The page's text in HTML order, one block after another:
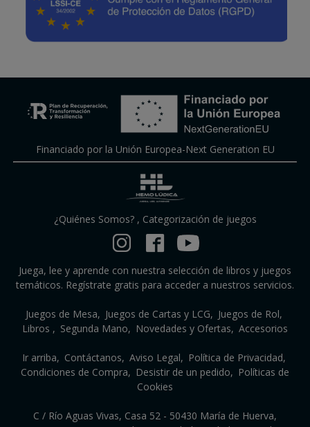
Financiado por la Unión Europea-Next Generation EU
¿Quiénes Somos?, Categorización de juegos
Juega, lee y aprende con nuestra selección de libros y juegos
temáticos. Regístrate gratis para acceder a nuestros servicios.
Juegos de Mesa Juegos de Cartas y LCG
Juegos de Rol
Libros
Segunda Mano Novedades y Ofertas Accesorios
Ir arriba Contáctanos Aviso Legal
Política de Privacidad
Condiciones de Compra
Desistir de un pedido
Políticas de
Cookies
C / Río Aguas Vivas, Casa 52 - 50430 María de Huerva,